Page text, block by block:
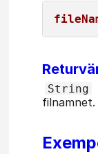
String
filnamnet.